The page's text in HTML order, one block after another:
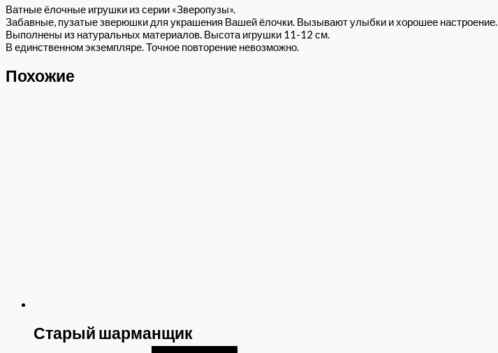
Ватные ёлочные игрушки из серии «Зверопузы».
Забавные, пузатые зверюшки для украшения Вашей ёлочки. Вызывают улыбки и хорошее настроение.
Выполнены из натуральных материалов. Высота игрушки 11-12 см.
В единственном экземпляре. Точное повторение невозможно.
Похожие
Старый шарманщик